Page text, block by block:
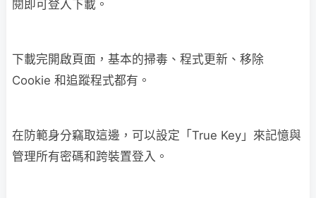
閱即可登入下載。
下載完開啟頁面，基本的掃毒、程式更新、移除
Cookie 和追蹤程式都有。
在防範身分竊取這邊，可以設定「True Key」來記憶與
管理所有密碼和跨裝置登入。